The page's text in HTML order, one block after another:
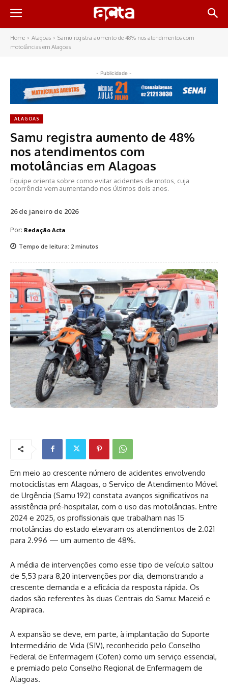
Home Alagoas
Samu registra aumento de 48% nos atendimentos com
motolâncias em Alagoas
- Publicidade -
ALAGOAS
Samu registra aumento de 48%
nos atendimentos com
motolâncias em Alagoas
Equipe orienta sobre como evitar acidentes de motos, cuja
ocorrência vem aumentando nos últimos dois anos.
26 de janeiro de 2026
Por: Redação Acta
Tempo de leitura: 2 minutos
Em meio ao crescente número de acidentes envolvendo
motociclistas em Alagoas, o Serviço de Atendimento Móvel
de Urgência (Samu 192) constata avanços significativos na
assistência pré-hospitalar, com o uso das motolâncias. Entre
2024 e 2025, os profissionais que trabalham nas 15
motolâncias do estado elevaram os atendimentos de 2.021
para 2.996 — um aumento de 48%.
A média de intervenções como esse tipo de veículo saltou
de 5,53 para 8,20 intervenções por dia, demonstrando a
crescente demanda e a eficácia da resposta rápida. Os
dados são referentes às duas Centrais do Samu: Maceió e
Arapiraca.
A expansão se deve, em parte, à implantação do Suporte
Intermediário de Vida (SIV), reconhecido pelo Conselho
Federal de Enfermagem (Cofen) como um serviço essencial,
e premiado pelo Conselho Regional de Enfermagem de
Alagoas.